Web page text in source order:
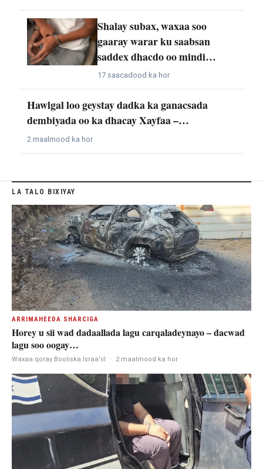
Shalay subax, waxaa soo
gaaray warar ku saabsan
saddex dhacdo oo mindi…
17 saacadood ka hor
Hawlgal loo geystay dadka ka ganacsada
dembiyada oo ka dhacay Xayfaa –…
2 maalmood ka hor
LA TALO BIXIYAY
ARRIMAHEEDA SHARCIGA
Horey u sii wad dadaallada lagu carqaladeynayo – dacwad
lagu soo oogay…
Waxaa qoray Booliska Israa'iil · 2 maalmood ka hor